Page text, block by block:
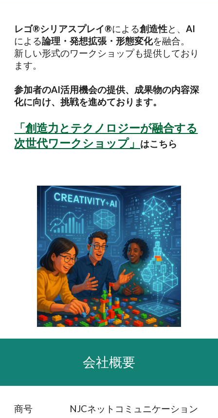
レゴ®︎シリアスプレイ®︎による創造性と、AI
による論理・発想拡張・形態変化を融合。
新しい形式のワークショップも提供しており
ます。
参加者のAI活用機会の提供、成果物の内容深
化に向け、挑戦を進めております。
「創造力とテクノロジーが融合する
次世代ワークショップ」 はこちら
会社概要
商号 NJCネットコミュニケーション